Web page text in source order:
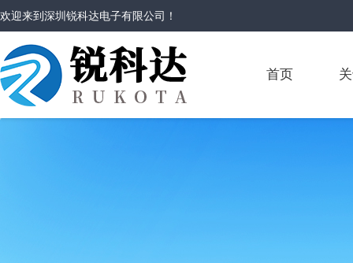
欢迎来到深圳锐科达电子有限公司 ！
首页